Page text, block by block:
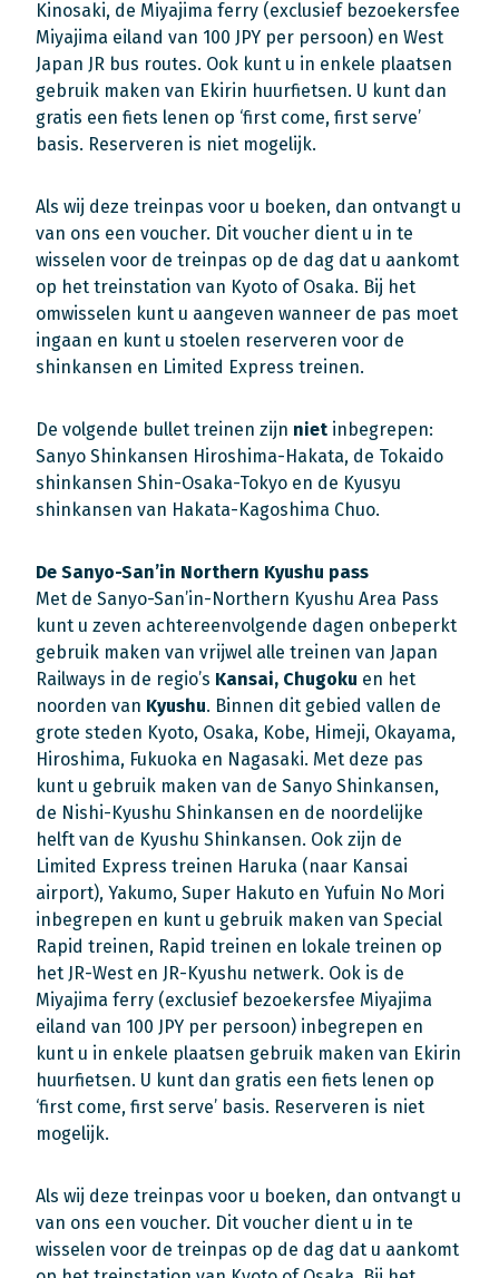
Kinosaki, de Miyajima ferry (exclusief bezoekersfee
Miyajima eiland van 100 JPY per persoon) en West
Japan JR bus routes. Ook kunt u in enkele plaatsen
gebruik maken van Ekirin huurfietsen. U kunt dan
gratis een fiets lenen op ‘first come, first serve’
basis. Reserveren is niet mogelijk.
Als wij deze treinpas voor u boeken, dan ontvangt u
van ons een voucher. Dit voucher dient u in te
wisselen voor de treinpas op de dag dat u aankomt
op het treinstation van Kyoto of Osaka. Bij het
omwisselen kunt u aangeven wanneer de pas moet
ingaan en kunt u stoelen reserveren voor de
shinkansen en Limited Express treinen.
De volgende bullet treinen zijn niet inbegrepen:
Sanyo Shinkansen Hiroshima-Hakata, de Tokaido
shinkansen Shin-Osaka-Tokyo en de Kyusyu
shinkansen van Hakata-Kagoshima Chuo.
De Sanyo-San’in Northern Kyushu pass
Met de Sanyo-San’in-Northern Kyushu Area Pass
kunt u zeven achtereenvolgende dagen onbeperkt
gebruik maken van vrijwel alle treinen van Japan
Railways in de regio’s Kansai, Chugoku en het
noorden van Kyushu. Binnen dit gebied vallen de
grote steden Kyoto, Osaka, Kobe, Himeji, Okayama,
Hiroshima, Fukuoka en Nagasaki. Met deze pas
kunt u gebruik maken van de Sanyo Shinkansen,
de Nishi-Kyushu Shinkansen en de noordelijke
helft van de Kyushu Shinkansen. Ook zijn de
Limited Express treinen Haruka (naar Kansai
airport), Yakumo, Super Hakuto en Yufuin No Mori
inbegrepen en kunt u gebruik maken van Special
Rapid treinen, Rapid treinen en lokale treinen op
het JR-West en JR-Kyushu netwerk. Ook is de
Miyajima ferry (exclusief bezoekersfee Miyajima
eiland van 100 JPY per persoon) inbegrepen en
kunt u in enkele plaatsen gebruik maken van Ekirin
huurfietsen. U kunt dan gratis een fiets lenen op
‘first come, first serve’ basis. Reserveren is niet
mogelijk.
Als wij deze treinpas voor u boeken, dan ontvangt u
van ons een voucher. Dit voucher dient u in te
wisselen voor de treinpas op de dag dat u aankomt